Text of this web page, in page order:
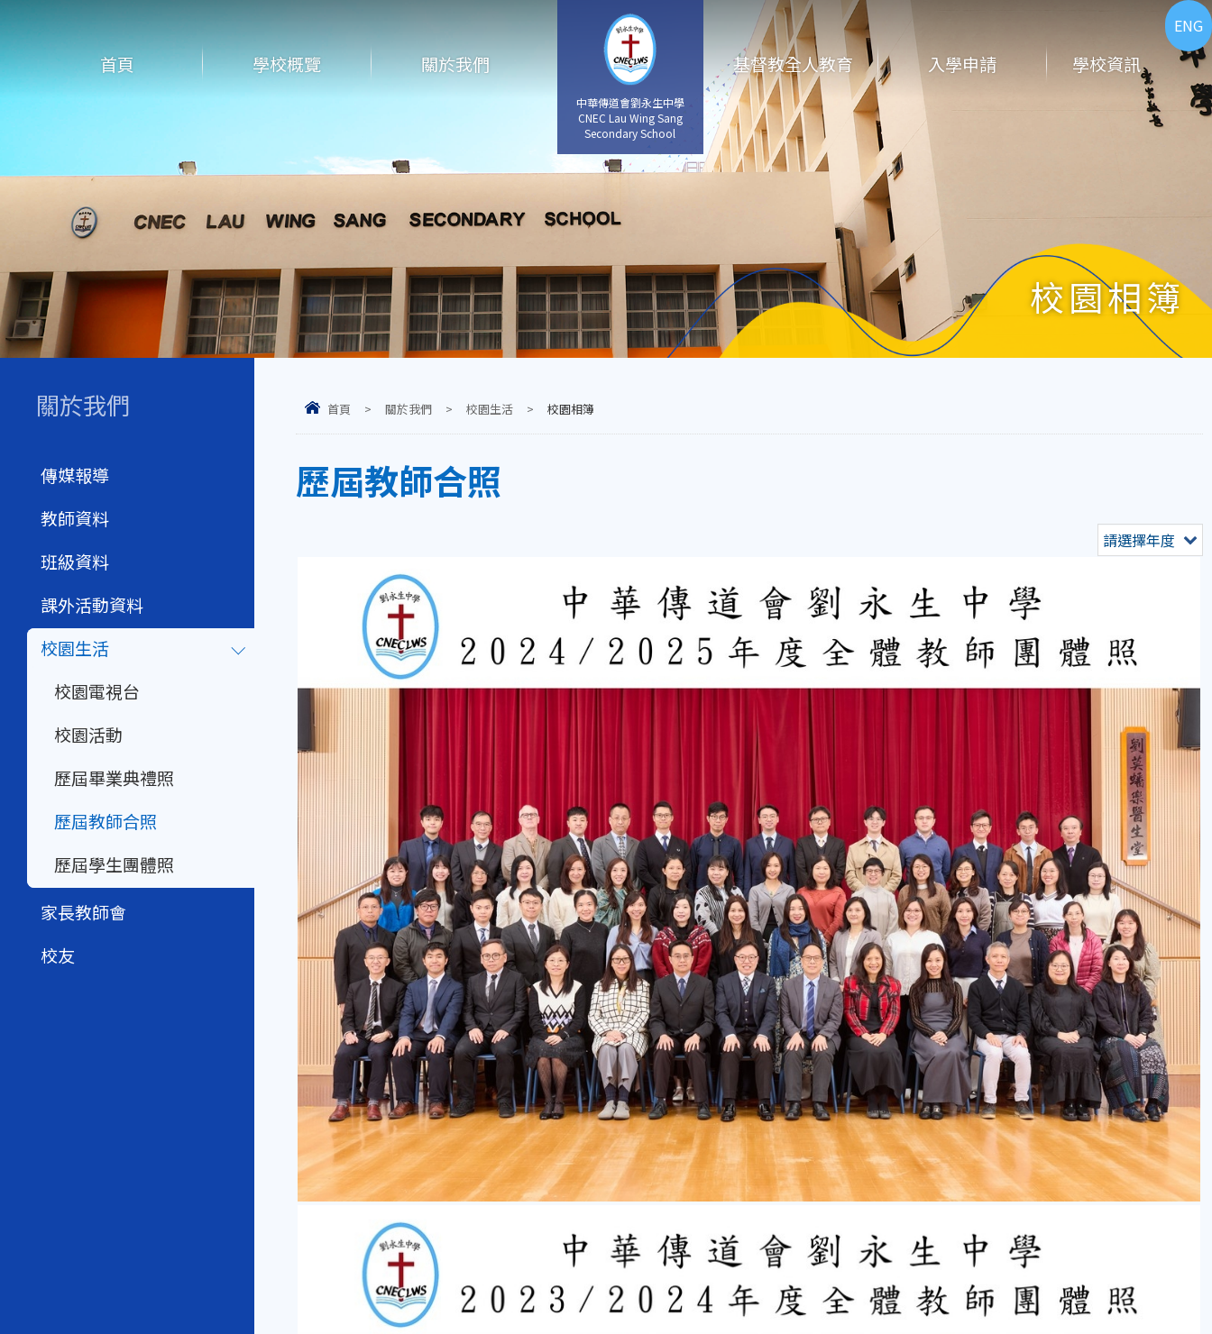
中華傳道會劉永生中學
CNEC Lau Wing Sang
Secondary School
ENG
首頁 學校概覽 關於我們 基督教全人教育 入學申請 學校資訊
校園相簿
首頁 > 關於我們 > 校園生活 > 校園相簿
歷屆教師合照
請選擇年度
關於我們
傳媒報導
教師資料
班級資料
課外活動資料
校園生活
校園電視台
校園活動
歷屆畢業典禮照
歷屆教師合照
歷屆學生團體照
家長教師會
校友